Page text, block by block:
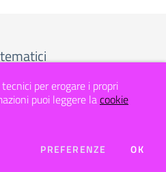
per erogare i propri
puoi leggere lacookie
PREFERENZE DEI COOKIE
OK